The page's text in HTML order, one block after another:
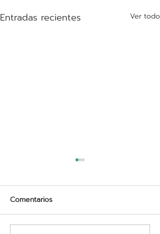
Entradas recientes Ver todo
Comentarios